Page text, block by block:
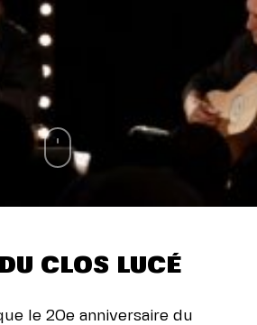
CLOS LUCÉ
le 20e anniversaire du